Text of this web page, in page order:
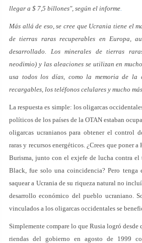
llegar a $ 7,5 billones", según el informe.
Más allá de eso, se cree que Ucrania tiene el
de tierras raras recuperables en Europa,
desarrollado. Los minerales de tierras
neodimio) y las aleaciones se utilizan en
usa todos los días, como la memoria de la
recargables, los teléfonos celulares y mucho
La respuesta es simple: los oligarcas
políticos de los países de la OTAN estaban
oligarcas ucranianos para obtener el control
raras y recursos energéticos. ¿Crees que poner
Burisma, junto con el exjefe de lucha contra
Black, fue solo una coincidencia? Pero tenga
saquear a Ucrania de su riqueza natural no
desarrollo económico del pueblo ucraniano.
vinculados a los oligarcas occidentales se
Simplemente compare lo que Rusia logró
riendas del gobierno en agosto de 1999